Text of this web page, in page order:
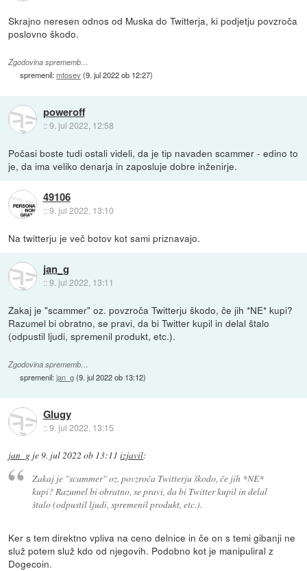
Skrajno neresen odnos od Muska do Twitterja, ki podjetju povzroča
poslovno škodo.
Zgodovina sprememb…
spremenil:mtosev(9. jul 2022 ob 12:27)
poweroff
::9. jul 2022, 12:58
Počasi boste tudi ostali videli, da je tip navaden scammer - edino to
je, da ima veliko denarja in zaposluje dobre inženirje.
49106
::9. jul 2022, 13:10
Na twitterju je več botov kot sami priznavajo.
jan_g
::9. jul 2022, 13:11
Zakaj je "scammer" oz. povzroča Twitterju škodo, če jih *NE* kupi?
Razumel bi obratno, se pravi, da bi Twitter kupil in delal štalo
(odpustil ljudi, spremenil produkt, etc.).
Zgodovina sprememb…
spremenil:jan_g(9. jul 2022 ob 13:12)
Glugy
::9. jul 2022, 13:15
jan_g je9. jul 2022 ob 13:11 izjavil:
Zakaj je "scammer" oz. povzroča Twitterju škodo, če jih *NE*
kupi? Razumel bi obratno, se pravi, da bi Twitter kupil in delal
štalo (odpustil ljudi, spremenil produkt, etc.).
Ker s tem direktno vpliva na ceno delnice in če on s temi gibanji ne
služ potem služ kdo od njegovih. Podobno kot je manipuliral z
Dogecoin.